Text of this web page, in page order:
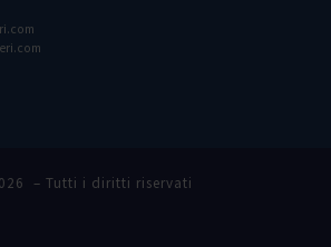
– Tutti i diritti riservati